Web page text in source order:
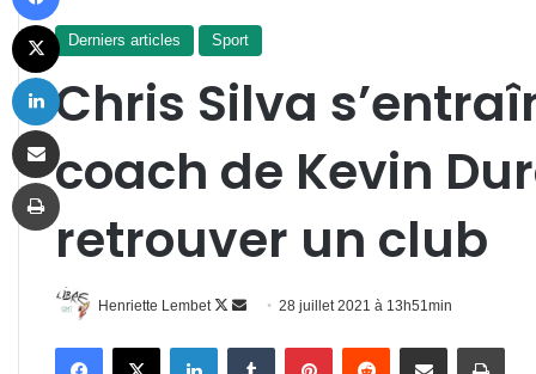
Derniers articles Sport
Chris Silva
coach de Kevin
retrouver un club
Henriette Lembet
Follow
Envoyer
courriel
28 juillet 2021 à 13h51min
FacebookX LinkedinTumblr PinterestReddit Partager par email
X
Imprimer